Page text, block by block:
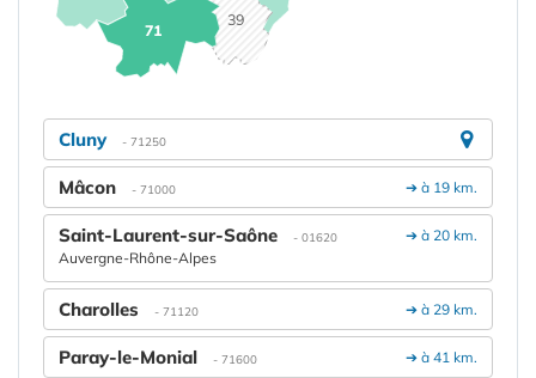
39
71
Cluny - 71250
➔ à 19 km.
Mâcon - 71000
➔ à 20 km.
Saint-Laurent-sur-Saône - 01620
Auvergne-Rhône-Alpes
➔ à 29 km.
Charolles - 71120
➔ à 41 km.
Paray-le-Monial - 71600